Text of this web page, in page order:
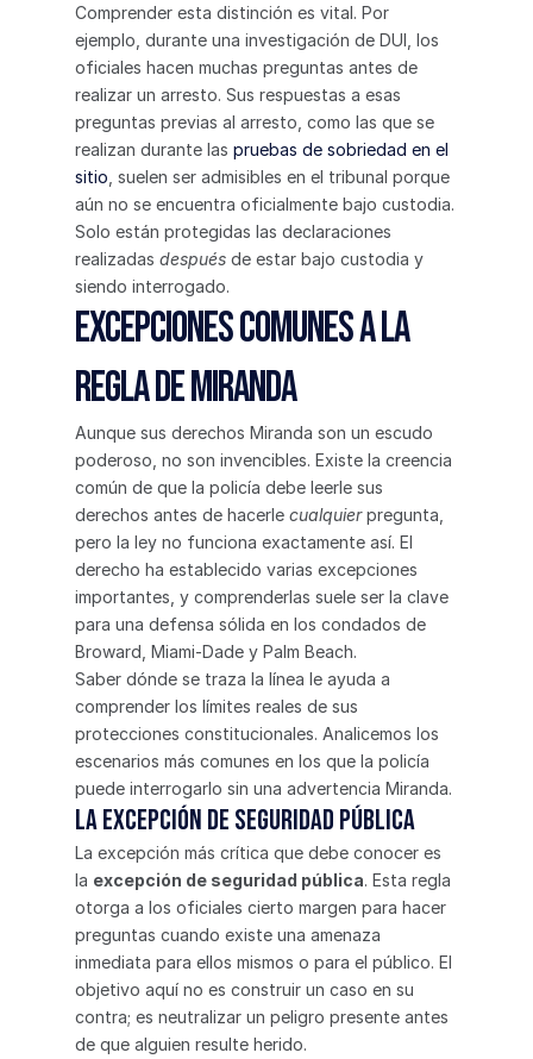
Comprender esta distinción es vital. Por
ejemplo, durante una investigación de DUI, los
oficiales hacen muchas preguntas antes de
realizar un arresto. Sus respuestas a esas
preguntas previas al arresto, como las que se
realizan durante las pruebas de sobriedad en el
sitio , suelen ser admisibles en el tribunal porque
aún no se encuentra oficialmente bajo custodia.
Solo están protegidas las declaraciones
realizadas después de estar bajo custodia y
siendo interrogado.
Excepciones comunes a la
regla de Miranda
Aunque sus derechos Miranda son un escudo
poderoso, no son invencibles. Existe la creencia
común de que la policía debe leerle sus
derechos antes de hacerle cualquier pregunta,
pero la ley no funciona exactamente así. El
derecho ha establecido varias excepciones
importantes, y comprenderlas suele ser la clave
para una defensa sólida en los condados de
Broward, Miami-Dade y Palm Beach.
Saber dónde se traza la línea le ayuda a
comprender los límites reales de sus
protecciones constitucionales. Analicemos los
escenarios más comunes en los que la policía
puede interrogarlo sin una advertencia Miranda.
La excepción de seguridad pública
La excepción más crítica que debe conocer es
la excepción de seguridad pública. Esta regla
otorga a los oficiales cierto margen para hacer
preguntas cuando existe una amenaza
inmediata para ellos mismos o para el público. El
objetivo aquí no es construir un caso en su
contra; es neutralizar un peligro presente antes
de que alguien resulte herido.